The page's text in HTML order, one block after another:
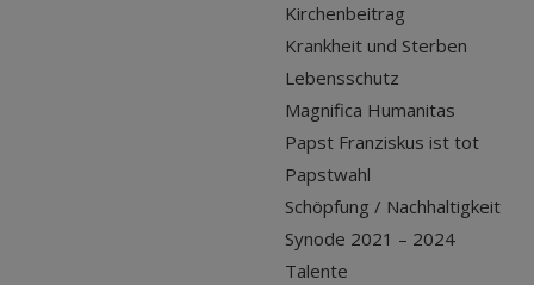
Kirchenbeitrag
Krankheit und Sterben
Lebensschutz
Magnifica Humanitas
Papst Franziskus ist tot
Papstwahl
Schöpfung / Nachhaltigkeit
Synode 2021 – 2024
Talente